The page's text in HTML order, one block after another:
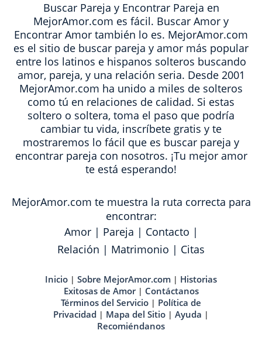
Buscar Pareja y Encontrar Pareja en
MejorAmor.com es fácil. Buscar Amor y
Encontrar Amor también lo es. MejorAmor.com
es el sitio de buscar pareja y amor más popular
entre los latinos e hispanos solteros buscando
amor, pareja, y una relación seria. Desde 2001
MejorAmor.com ha unido a miles de solteros
como tú en relaciones de calidad. Si estas
soltero o soltera, toma el paso que podría
cambiar tu vida, inscríbete gratis y te
mostraremos lo fácil que es buscar pareja y
encontrar pareja con nosotros. ¡Tu mejor amor
te está esperando!
MejorAmor.com te muestra la ruta correcta para
encontrar:
Amor| Pareja | Contacto |
Relación | Matrimonio | Citas
Inicio | Sobre MejorAmor.com | Historias
Exitosas de Amor| Contáctanos
Términos del Servicio | Política de
Privacidad | Mapa del Sitio | Ayuda |
Recomiéndanos